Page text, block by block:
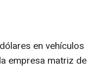
en vehículos
empresa matriz de